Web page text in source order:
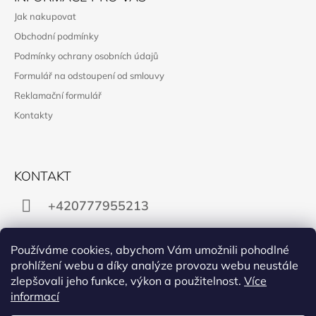
Používáme cookies, abychom Vám umožnili pohodlné
prohlížení webu a díky analýze provozu webu neustále
zlepšovali jeho funkce, výkon a použitelnost. Více
informací
Jak nakupovat
Obchodní podmínky
Podmínky ochrany osobních údajů
Formulář na odstoupení od smlouvy
Reklamační formulář
Kontakty
KONTAKT
+420777955213
Facebook